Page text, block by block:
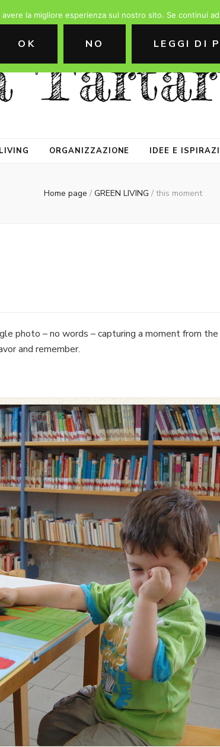
ORGANIZZAZIONE IDEE E
Home page / GREEN LIVING / this moment
photo – no words – capturing a moment from
and remember.
la migliore esperienza sul nostro sito. Se continui
OK NO LEGGI DI